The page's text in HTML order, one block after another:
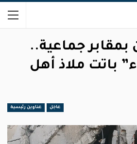
بمقابر جماعية..
باتت ملاذ أهل
عاجل عناوين رئيسية